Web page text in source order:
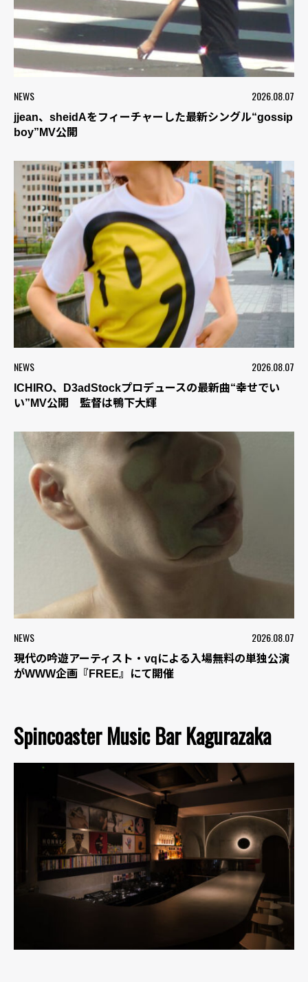
NEWS 2026.08.07
jjean、sheidAをフィーチャーした最新シングル“gossip
boy”MV公開
NEWS 2026.08.07
ICHIRO、D3adStockプロデュースの最新曲“幸せでい
い”MV公開 監督は鴨下大輝
NEWS 2026.08.07
現代の吟遊アーティスト・vqによる入場無料の単独公演
がWWW企画『FREE』にて開催
Spincoaster Music Bar Kagurazaka